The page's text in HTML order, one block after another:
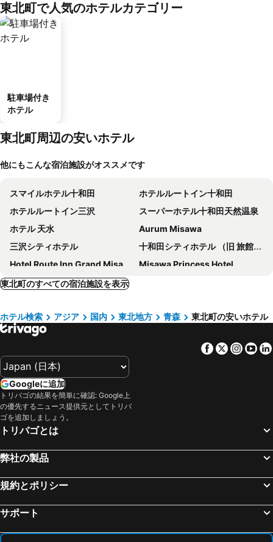
東北町で人気のホテルカテゴリー
駐車場付き
ホテル
東北町周辺の安いホテル
他にもこんな宿泊施設がオススメです
スマイルホテル十和田
ホテルルートイン十和田
ホテルルートイン三沢
スーパーホテル十和田天然温泉
ホテル 天水
Aurum Misawa
三沢シティホテル
十和田シティホテル （旧 旅館しもやま）
Hotel Route Inn Grand Misawa-EAST COURT
Misawa Princess Hotel
ミサワ イン コーヨー
アネックスプリンセスホテル
ビックウエスト
Towada City Hotel - Vacation Stay 85233v
ビジネス民宿 みちのくサニーフラット おいらせ店
三沢シティホテル
東北町のすべての宿泊施設を表示
ホテル検索 アジア 国内 東北地方 青森 東北町の安いホテル
Facebook
Twitter
Googleに追加
トリバゴの結果を簡単に確認: Google上
の優先するニュース提供元としてトリバ
ゴを追加しましょう。
トリバゴとは
弊社の製品
規約とポリシー
サポート